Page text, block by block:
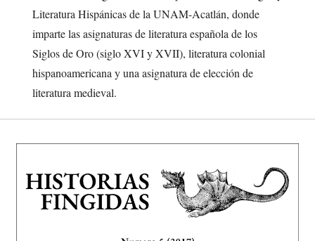
Literatura Hispánicas de la UNAM-Acatlán, donde
imparte las asignaturas de literatura española de los
Siglos de Oro (siglo XVI y XVII), literatura colonial
hispanoamericana y una asignatura de elección de
literatura medieval.